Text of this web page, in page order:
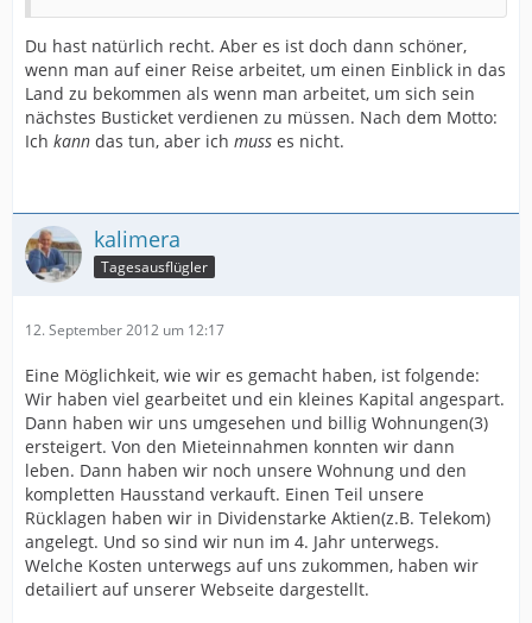
Du hast natürlich recht. Aber es ist doch dann schöner,
wenn man auf einer Reise arbeitet, um einen Einblick in das
Land zu bekommen als wenn man arbeitet, um sich sein
nächstes Busticket verdienen zu müssen. Nach dem Motto:
Ich kann das tun, aber ich muss es nicht.
kalimera
Tagesausflügler
12. September 2012 um 12:17
Eine Möglichkeit, wie wir es gemacht haben, ist folgende:
Wir haben viel gearbeitet und ein kleines Kapital angespart.
Dann haben wir uns umgesehen und billig Wohnungen(3)
ersteigert. Von den Mieteinnahmen konnten wir dann
leben. Dann haben wir noch unsere Wohnung und den
kompletten Hausstand verkauft. Einen Teil unsere
Rücklagen haben wir in Dividenstarke Aktien(z.B. Telekom)
angelegt. Und so sind wir nun im 4. Jahr unterwegs.
Welche Kosten unterwegs auf uns zukommen, haben wir
detailiert auf unserer Webseite dargestellt.